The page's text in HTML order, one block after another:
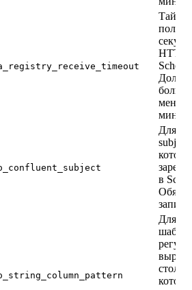
Тайм-
HTTP-
Для
в
Для